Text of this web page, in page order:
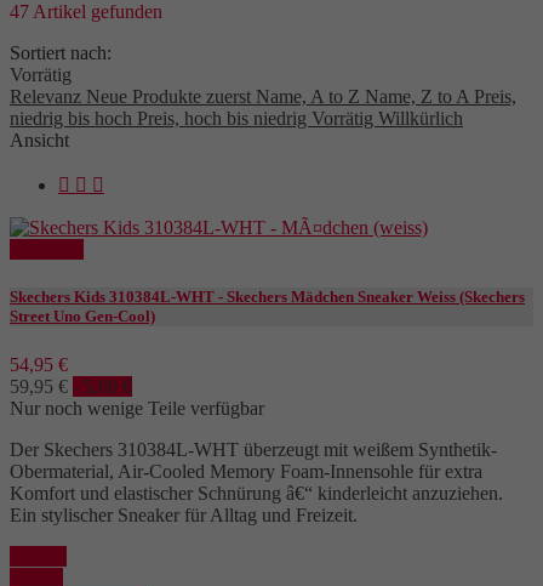
47 Artikel gefunden
Sortiert nach:
Vorrätig
Relevanz Neue Produkte zuerst Name, A to Z Name, Z to A Preis,
niedrig bis hoch Preis, hoch bis niedrig Vorrätig Willkürlich
Ansicht
  
Skechers Kids 310384L-WHT - Skechers Mädchen Sneaker Weiss (Skechers
Street Uno Gen-Cool)
54,95 €
59,95 € - 5,00 €
Nur noch wenige Teile verfügbar
Der Skechers 310384L-WHT überzeugt mit weißem Synthetik-
Obermaterial, Air-Cooled Memory Foam-Innensohle für extra
Komfort und elastischer Schnürung â€“ kinderleicht anzuziehen.
Ein stylischer Sneaker für Alltag und Freizeit.